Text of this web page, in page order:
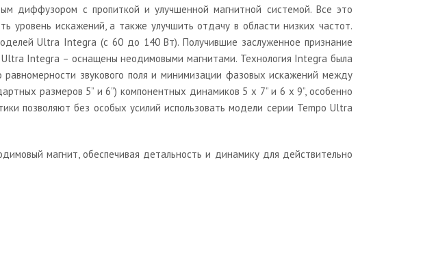
диффузором с пропиткой и улучшенной магнитной системой. Все это
уровень искажений, а также улучшить отдачу в области низких частот.
Ultra Integra (с 60 до 140 Вт). Получившие заслуженное признание
Integra – оснащены неодимовыми магнитами. Технология Integra была
звукового поля и минимизации фазовых искажений между
размеров 5” и 6”) компонентных динамиков 5 х 7” и 6 х 9”, особенно
позволяют без особых усилий использовать модели серии Tempo Ultra
магнит, обеспечивая детальность и динамику для действительно